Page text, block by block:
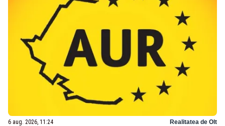
6 aug. 2026, 11:24 Realitatea de Olt